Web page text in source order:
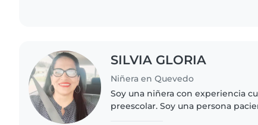
SILVIA GLORIA
Niñera en Quevedo
Soy una niñera con experiencia
preescolar. Soy una persona